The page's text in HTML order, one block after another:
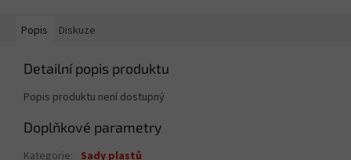
Popis Diskuze
Detailní popis produktu
Popis produktu není dostupný
Doplňkové parametry
Kategorie: Sady plastů